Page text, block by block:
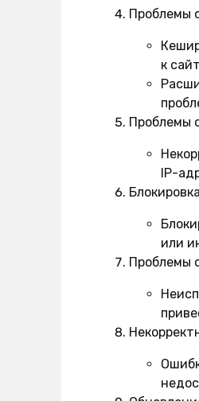
Проблемы
к
Проблемы
IP-
или
Проблемы